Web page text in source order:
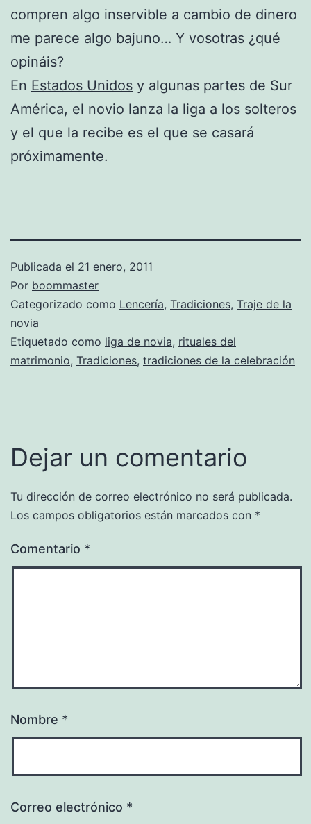
compren algo inservible a cambio de dinero
me parece algo bajuno… Y vosotras ¿qué
opináis?
En Estados Unidos y algunas partes de Sur
América, el novio lanza la liga a los solteros
y el que la recibe es el que se casará
próximamente.
Publicada el 21 enero, 2011
Por boommaster
Categorizado como Lencería, Tradiciones, Traje de la
novia
Etiquetado como liga de novia, rituales del
matrimonio, Tradiciones, tradiciones de la celebración
Dejar un comentario
Tu dirección de correo electrónico no será publicada.
Los campos obligatorios están marcados con *
Comentario *
Nombre *
Correo electrónico *